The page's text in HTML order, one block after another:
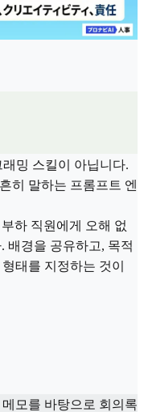
밍 스킬이 아닙니다.
히 말하는 프롬프트 엔
하 직원에게 오해 없
배경을 공유하고, 목적
태를 지정하는 것이
모를 바탕으로 회의록